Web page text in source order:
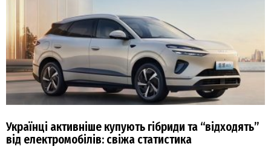
Українці активніше купують гібриди та “відходять”
від електромобілів: свіжа статистика